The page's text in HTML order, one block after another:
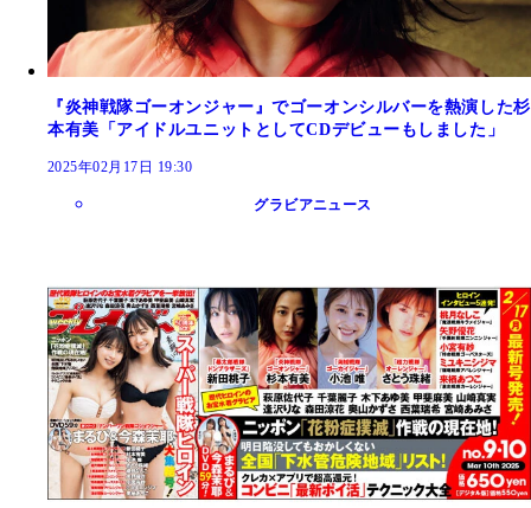
『炎神戦隊ゴーオンジャー』でゴーオンシルバーを熱演した杉
本有美「アイドルユニットとしてCDデビューもしました」
2025年02月17日 19:30
グラビアニュース